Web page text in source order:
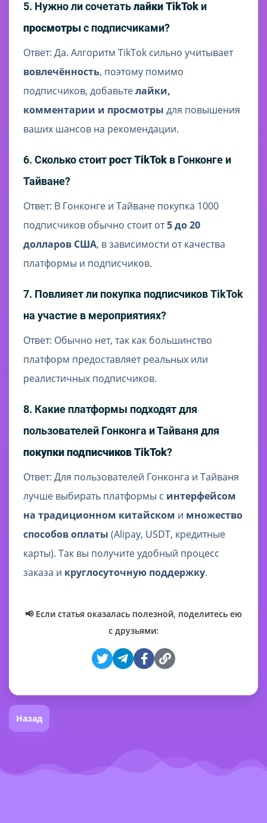
5. Нужно ли сочетатьлайки TikTok и
просмотрыс подписчиками?
Ответ: Да. Алгоритм TikTok сильно учитывает
вовлечённость, поэтому помимо
подписчиков, добавьтелайки,
комментарии и просмотры для повышения
ваших шансов на рекомендации.
6. Сколько стоитрост TikTok в Гонконге и
Тайване?
Ответ: В Гонконге и Тайване покупка 1000
подписчиков обычно стоит от5 до 20
долларов США, в зависимости от качества
платформы и подписчиков.
7. Повлияет ли покупка подписчиков TikTok
на участие в мероприятиях?
Ответ: Обычно нет, так как большинство
платформ предоставляет реальных или
реалистичных подписчиков.
8. Какие платформы подходят для
пользователей Гонконга и Тайваня для
покупки подписчиков TikTok?
Ответ: Для пользователей Гонконга и Тайваня
лучше выбирать платформы с интерфейсом
на традиционном китайском и множество
способов оплаты (Alipay, USDT, кредитные
карты). Так вы получите удобный процесс
заказа и круглосуточную поддержку.
📢 Если статья оказалась полезной, поделитесь ею
с друзьями:
Назад